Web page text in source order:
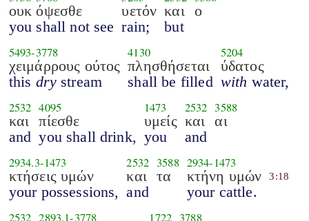
ουκ όψεσθε
you shall not see
υετόν
rain;
και
but
ο
5493-3778
χειμάρρους ούτος
this dry stream
4130
πλησθήσεται
shall be filled
5204
ύδατος
with water,
2532
και
and
4095
πίεσθε
you shall drink,
1473
υμείς
you
2532
και
and
3588
αι
2934.3-1473
κτήσεις υμών
your possessions,
2532
και
and
3588
τα
2934-1473
κτήνη υμών
your cattle.
3:18
2532 2893.1-3778 1722 3788